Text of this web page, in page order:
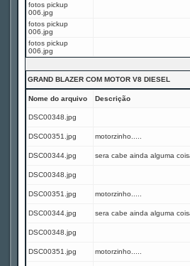
fotos pickup
006.jpg
fotos pickup
006.jpg
fotos pickup
006.jpg
GRAND BLAZER COM MOTOR V8 DIESEL
Nome do arquivo Descrição
DSC00348.jpg
DSC00351.jpg motorzinho.....
DSC00344.jpg sera cabe ainda alguma
DSC00348.jpg
DSC00351.jpg motorzinho.....
DSC00344.jpg sera cabe ainda alguma
DSC00348.jpg
DSC00351.jpg motorzinho.....